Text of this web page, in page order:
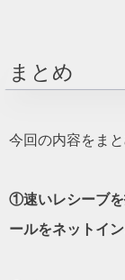
まとめ
今回の内容をまと
①速いレシーブを
ールをネットイ